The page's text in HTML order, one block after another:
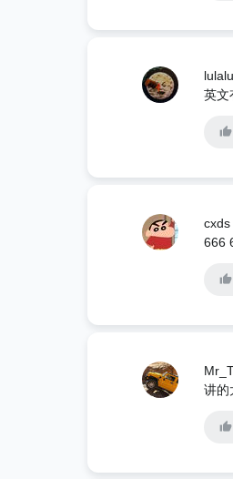
英文
cxds
666
讲的